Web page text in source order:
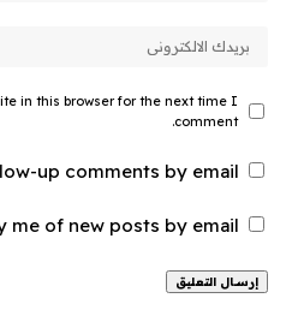
in this browser for the next time I
comment.
up comments by email.
me of new posts by email.